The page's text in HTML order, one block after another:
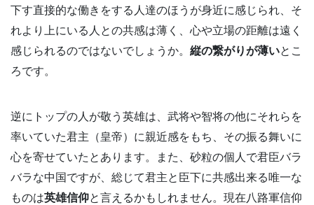
下す直接的な働きをする人達のほうが身近に感じられ、そ
れより上にいる人との共感は薄く、心や立場の距離は遠く
感じられるのではないでしょうか。 縦の繋がりが薄いとこ
ろです。
逆にトップの人が敬う英雄は、武将や智将の他にそれらを
率いていた君主（皇帝）に親近感をもち、その振る舞いに
心を寄せていたとあります。また、砂粒の個人で君臣バラ
バラな中国ですが、総じて君主と臣下に共感出来る唯一な
ものは英雄信仰と言えるかもしれません。現在八路軍信仰